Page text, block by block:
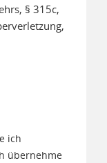
§ 315c,
ich
übernehme